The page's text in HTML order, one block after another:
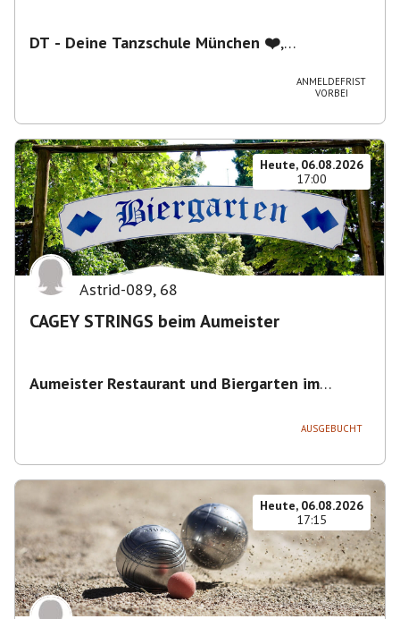
DT - Deine Tanzschule München ❤️,
ANMELDEFRIST
VORBEI
Heute, 06.08.2026
17:00
Astrid-089, 68
CAGEY STRINGS beim Aumeister
Aumeister Restaurant und Biergarten im
München-Schwabing-Freimann, DeutschlandAUSGEBUCHT
Heute, 06.08.2026
17:15